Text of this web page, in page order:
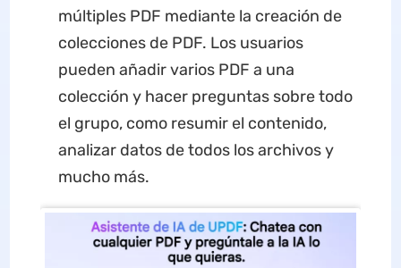
múltiples PDF mediante la creación de
colecciones de PDF. Los usuarios
pueden añadir varios PDF a una
colección y hacer preguntas sobre todo
el grupo, como resumir el contenido,
analizar datos de todos los archivos y
mucho más.